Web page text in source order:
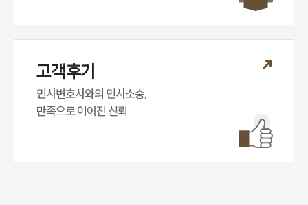
고객후기
민사변호사와의 민사소송,
만족으로 이어진 신뢰